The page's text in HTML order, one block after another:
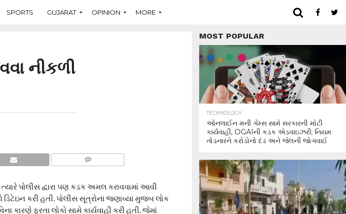
SPORTS GUJARAT OPINION MORE
નીકળી
ત્યારે પોલીસ દ્વારા પણ કડક અમલ કરાવવામાં આવી
ડિટેઇન કરી હતી. પોલીસ સૂત્રોના જણાવ્યા મુજબ લોક
કારણે ફરતા લોકો સામે કાર્યવાહી કરી હતી. જેમાં
MOST POPULAR
TECHNOLOGY
ઓનલાઈન મની ગેમ્સ સામે સરકારની મોટી
કાર્યવાહી, OGAIની કડક એડવાઇઝરી; નિયમ
તોડનારને કરોડોનો દંડ અને જેલની જોગવાઈ